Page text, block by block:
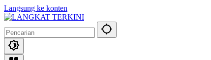
Langsung ke konten